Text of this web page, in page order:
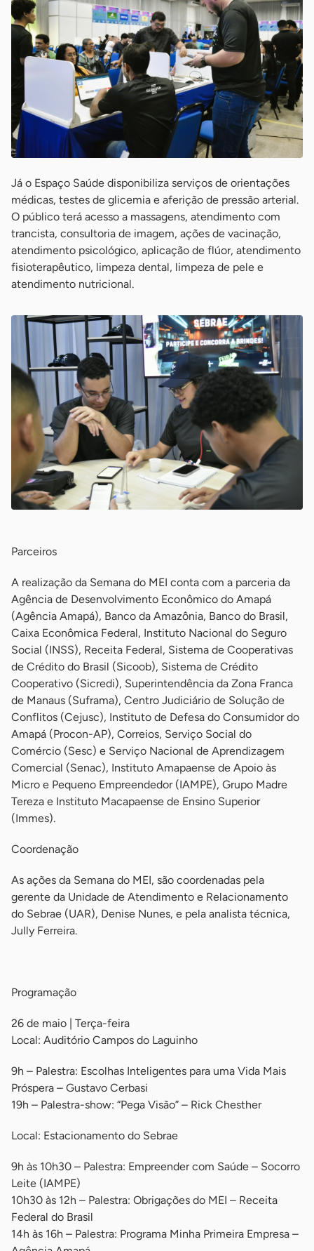
Já o Espaço Saúde disponibiliza serviços de orientações
médicas, testes de glicemia e aferição de pressão arterial.
O público terá acesso a massagens, atendimento com
trancista, consultoria de imagem, ações de vacinação,
atendimento psicológico, aplicação de flúor, atendimento
fisioterapêutico, limpeza dental, limpeza de pele e
atendimento nutricional.
Parceiros
A realização da Semana do MEI conta com a parceria da
Agência de Desenvolvimento Econômico do Amapá
(Agência Amapá), Banco da Amazônia, Banco do Brasil,
Caixa Econômica Federal, Instituto Nacional do Seguro
Social (INSS), Receita Federal, Sistema de Cooperativas
de Crédito do Brasil (Sicoob), Sistema de Crédito
Cooperativo (Sicredi), Superintendência da Zona Franca
de Manaus (Suframa), Centro Judiciário de Solução de
Conflitos (Cejusc), Instituto de Defesa do Consumidor do
Amapá (Procon-AP), Correios, Serviço Social do
Comércio (Sesc) e Serviço Nacional de Aprendizagem
Comercial (Senac), Instituto Amapaense de Apoio às
Micro e Pequeno Empreendedor (IAMPE), Grupo Madre
Tereza e Instituto Macapaense de Ensino Superior
(Immes).
Coordenação
As ações da Semana do MEI, são coordenadas pela
gerente da Unidade de Atendimento e Relacionamento
do Sebrae (UAR), Denise Nunes, e pela analista técnica,
Jully Ferreira.
Programação
26 de maio | Terça-feira
Local: Auditório Campos do Laguinho
9h – Palestra: Escolhas Inteligentes para uma Vida Mais
Próspera – Gustavo Cerbasi
19h – Palestra-show: “Pega Visão” – Rick Chesther
Local: Estacionamento do Sebrae
9h às 10h30 – Palestra: Empreender com Saúde – Socorro
Leite (IAMPE)
10h30 às 12h – Palestra: Obrigações do MEI – Receita
Federal do Brasil
14h às 16h – Palestra: Programa Minha Primeira Empresa –